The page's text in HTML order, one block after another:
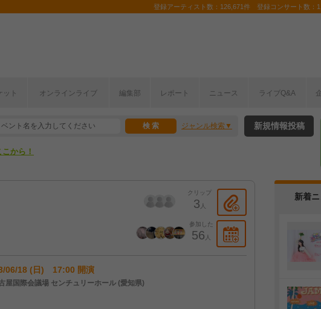
登録アーティスト数：126,671件 登録コンサート数：
ット オンラインライブ 編集部 レポート ニュース ライブQ&A
ジャンル検索
半期編発表！
から！
新規情報投稿
クリップ
3 人
参加した
56 人
06/18 (日) 17:00 開演
屋国際会議場 センチュリーホール (愛知県)
新着